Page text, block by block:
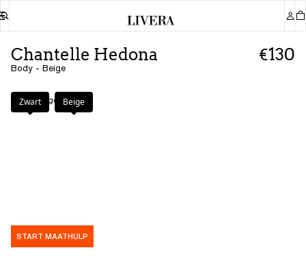
Chantelle Hedona
Body - Beige
€130
Kleur: Beige
Zwart Beige
START MAATHULP